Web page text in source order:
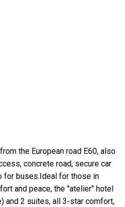
the European road E60, also
concrete road, secure car
for buses.Ideal for those in
and peace, the "atelier" hotel
and 2 suites, all 3-star comfort,